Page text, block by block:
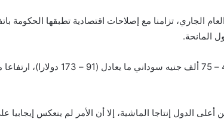
الضأن 200 بالمئة العام الجاري، تزامنا مع إصلاحات اقتصادية تطبقها
المانحة.
الدول إنتاجا الماشية، إلا أن الأمر لم ينعكس إيجابيا